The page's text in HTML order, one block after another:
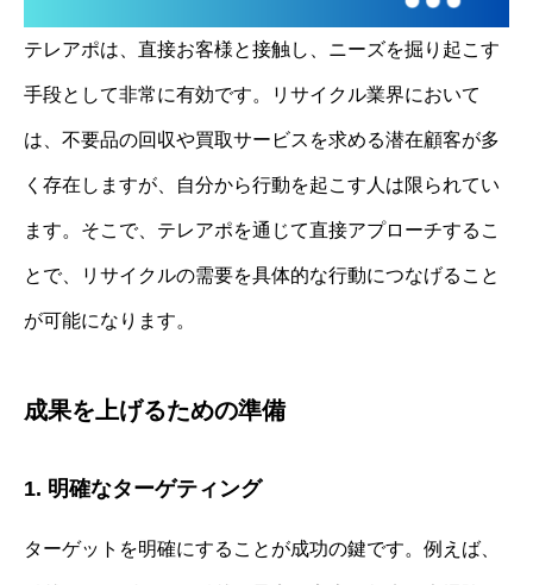
テレアポは、直接お客様と接触し、ニーズを掘り起こす
手段として非常に有効です。リサイクル業界において
は、不要品の回収や買取サービスを求める潜在顧客が多
く存在しますが、自分から行動を起こす人は限られてい
ます。そこで、テレアポを通じて直接アプローチするこ
とで、リサイクルの需要を具体的な行動につなげること
が可能になります。
成果を上げるための準備
1. 明確なターゲティング
ターゲットを明確にすることが成功の鍵です。例えば、